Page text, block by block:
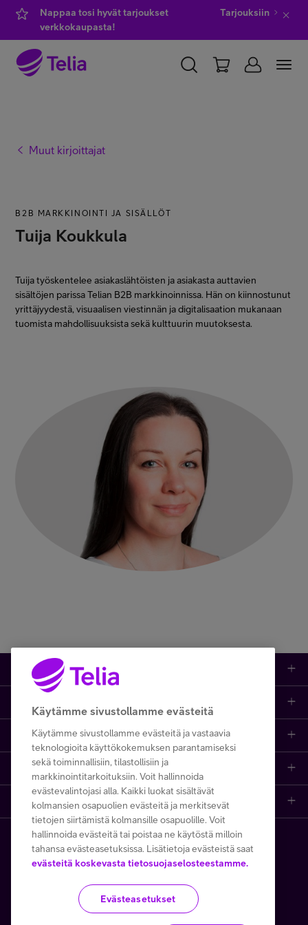
Nappaa tosi hyvät tarjoukset
verkkokaupasta!
Tarjouksiin
Minun Telia Yrityksille
Muut kirjoittajat
B2B MARKKINOINTI JA SISÄLLÖT
Tuija Koukkula
Tuija työskentelee asiakaslähtöisten ja asiakasta auttavien
sisältöjen parissa Telian B2B markkinoinnissa. Hän on kiinnostunut
yrittäjyydestä, visuaalisen viestinnän ja digitalisaation mukanaan
tuomista mahdollisuuksista sekä kulttuurin muutoksesta.
Tuotteet
IT-palvelut
Yrittäjän palvelut
Julkishallinnolle
Wholesale
5G yrityksille
Etusivu
Yhteystiedot
Paikalliset yritysmyyjät
Viat ja häiriöt
Asiakkuuden hallinta
Opi ja inspiroidu
Kaikki sisällöt
Artikkelit
Referenssit
Asiakasvinkit
Webinaarit ja koulutukset
Telia
Telia
Telia Cygate
Telia Finland
Telia yrityksenä
Vastuullisuus
Turvaverkko
Copyright Telia Company 2026
Kaikki hinnat ALV 0 %
Tietosuoja ja -turva Käyttöehdot
Käytämme sivustollamme evästeitä
Käytämme sivustollamme evästeitä ja vastaavia
teknologioita käyttökokemuksen parantamiseksi
sekä toiminnallisiin, tilastollisiin ja
markkinointitarkoituksiin. Voit hallinnoida
evästevalintojasi alla. Kaikki luokat sisältävät
kolmansien osapuolien evästeitä ja merkitsevät
tietojen siirtämistä kolmansille osapuolille. Voit
hallinnoida evästeitä tai poistaa ne käytöstä milloin
tahansa evästeasetuksissa. Lisätietoja evästeistä saat
evästeitä koskevasta tietosuojaselosteestamme.
Evästeasetukset